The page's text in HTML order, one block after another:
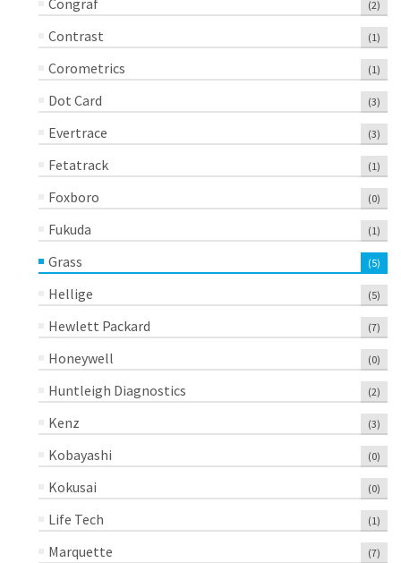
Congraf (2)
Contrast (1)
Corometrics (1)
Dot Card (3)
Evertrace (3)
Fetatrack (1)
Foxboro (0)
Fukuda (1)
Grass (5)
Hellige (5)
Hewlett Packard (7)
Honeywell (0)
Huntleigh Diagnostics (2)
Kenz (3)
Kobayashi (0)
Kokusai (0)
Life Tech (1)
Marquette (7)